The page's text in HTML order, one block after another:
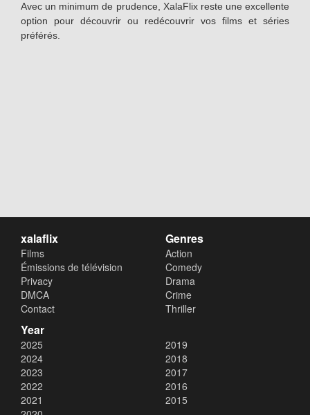
Avec un minimum de prudence, XalaFlix reste une excellente
option pour découvrir ou redécouvrir vos films et séries
préférés.
xalaflix
Films
Émissions de télévision
Privacy
DMCA
Contact
Genres
Action
Comedy
Drama
Crime
Thriller
Year
2025
2024
2023
2022
2021
2019
2018
2017
2016
2015